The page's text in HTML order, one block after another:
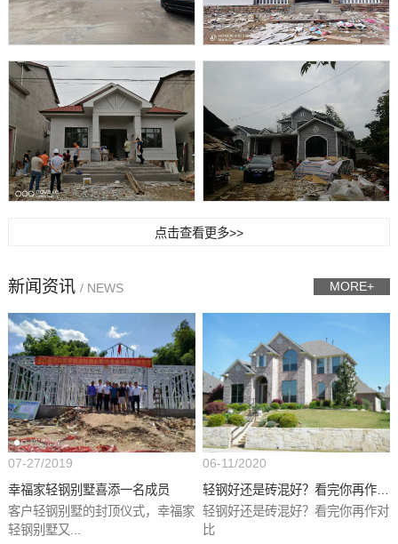
点击查看更多>>
新闻资讯 / NEWS MORE+
07-27/2019
幸福家轻钢别墅喜添一名成员
客户轻钢别墅的封顶仪式，幸福家
轻钢别墅又...
06-11/2020
轻钢好还是砖混好？看完你再作对
比